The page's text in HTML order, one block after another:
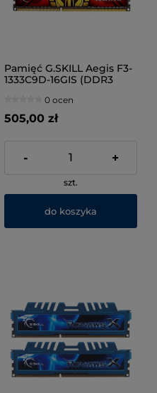
Pamięć G.SKILL Aegis F3-
1333C9D-16GIS (DDR3
0 ocen
505,00 zł
- +
szt.
do koszyka